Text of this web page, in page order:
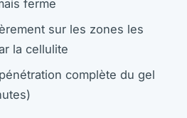
ferme
sur les zones les
la cellulite
complète du gel